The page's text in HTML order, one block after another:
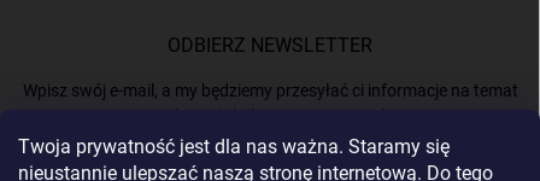
Twoja prywatność jest dla nas ważna. Staramy się
nieustannie ulepszać naszą stronę internetową. Do tego
ODBIERZ NEWSLETTER
Wpisz swój e-mail, a my będziemy przesyłać ci informacje na temat
nowych produktów na naszym e-shop.